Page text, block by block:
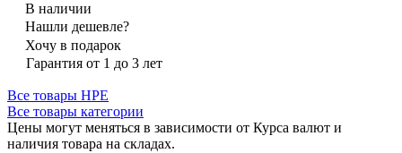
В наличии
Нашли дешевле?
Хочу в подарок
Гарантия от 1 до 3 лет
Все товары HPE
Все товары категории
Цены могут меняться в зависимости от Курса валют и
наличия товара на складах.